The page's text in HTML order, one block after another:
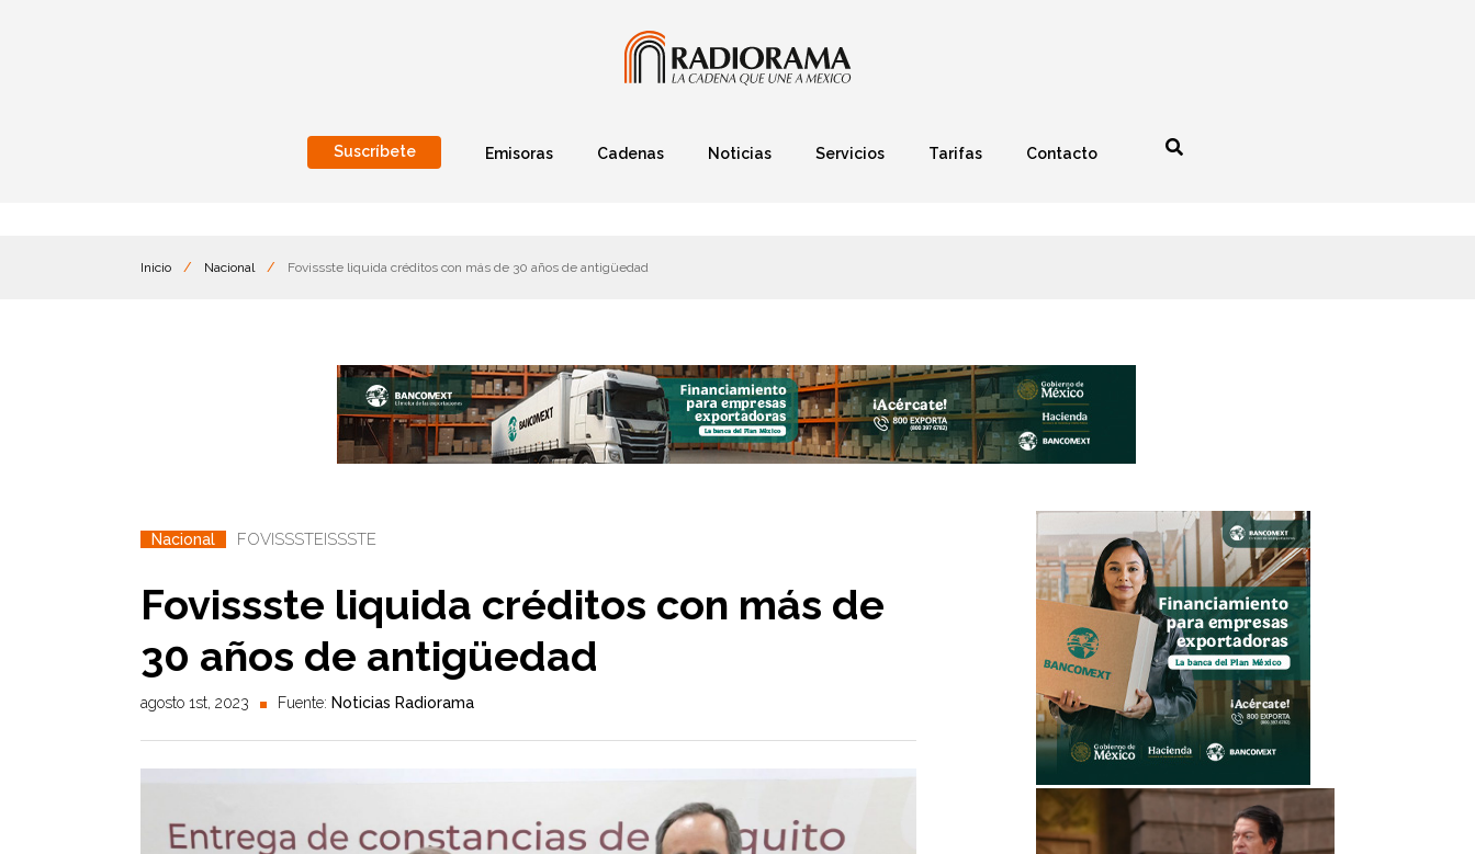
Suscríbete Emisoras Cadenas Noticias Servicios Tarifas Contacto
Inicio / Nacional / Fovissste liquida créditos con más de 30 años de antigüedad
Nacional FOVISSSTEISSSTE
Fovissste liquida créditos con más de
30 años de antigüedad
agosto 1st, 2023 Fuente: Noticias Radiorama